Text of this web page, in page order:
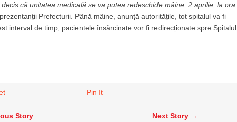
că unitatea medicală se va putea redeschide mâine, 2 aprilie, la ora
Prefecturii. Până mâine, anunță autoritățile, tot spitalul va fi
interval de timp, pacientele însărcinate vor fi redirecționate spre Spitalul
Pin It
Story Next Story →